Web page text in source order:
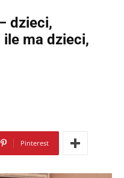
dzieci,
ile ma dzieci,
Pinterest